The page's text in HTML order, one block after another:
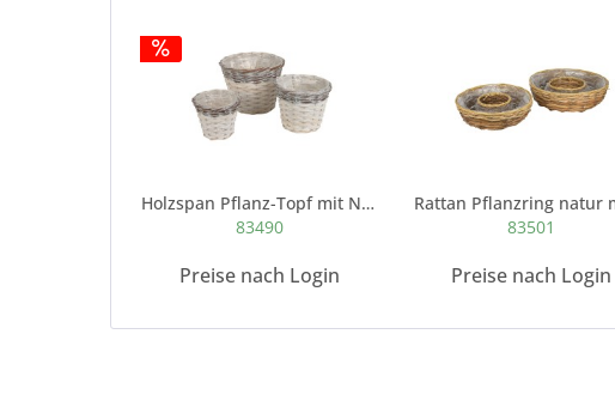
Holzspan Pflanz-Topf mit Naturrand weiß
83490
Preise nach Login
83501
Preise nach Login